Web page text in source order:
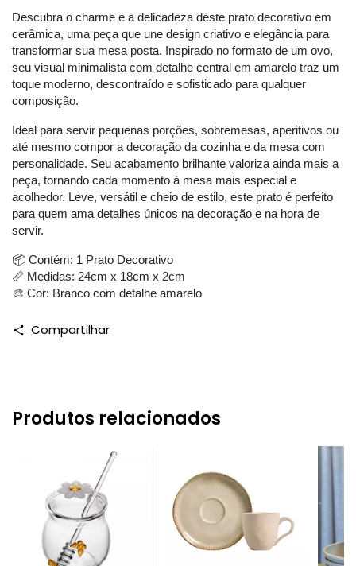
Descubra o charme e a delicadeza deste prato decorativo em
cerâmica, uma peça que une design criativo e elegância para
transformar sua mesa posta. Inspirado no formato de um ovo,
seu visual minimalista com detalhe central em amarelo traz um
toque moderno, descontraído e sofisticado para qualquer
composição.
Ideal para servir pequenas porções, sobremesas, aperitivos ou
até mesmo compor a decoração da cozinha e da mesa com
personalidade. Seu acabamento brilhante valoriza ainda mais a
peça, tornando cada momento à mesa mais especial e
acolhedor. Leve, versátil e cheio de estilo, este prato é perfeito
para quem ama detalhes únicos na decoração e na hora de
servir.
📦 Contém: 1 Prato Decorativo
📏 Medidas: 24cm x 18cm x 2cm
🎨 Cor: Branco com detalhe amarelo
Compartilhar
Produtos relacionados